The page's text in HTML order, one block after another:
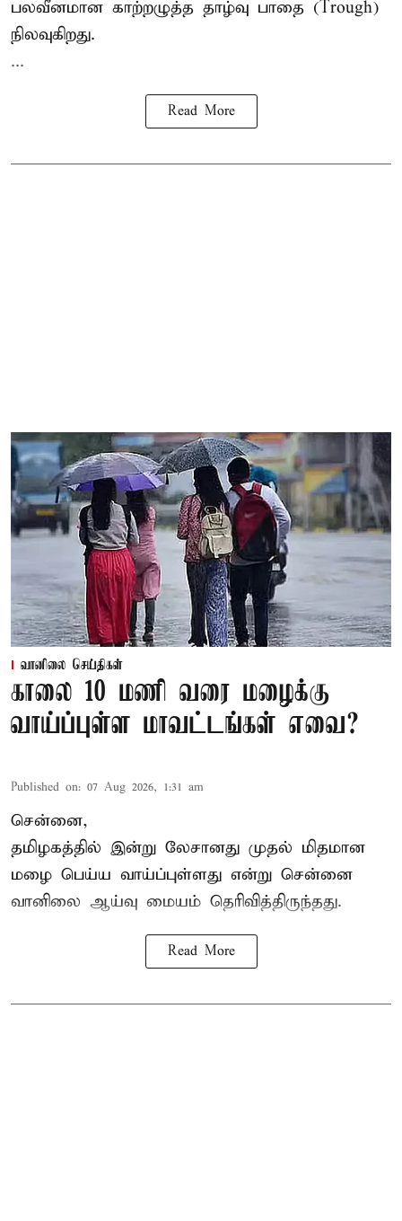
பலவீனமான காற்றழுத்த தாழ்வு பாதை (Trough)
நிலவுகிறது.
...
Read More
வானிலை செய்திகள்
காலை 10 மணி வரை மழைக்கு
வாய்ப்புள்ள மாவட்டங்கள் எவை?
Published on: 07 Aug 2026, 1:31 am
சென்னை,
தமிழகத்தில் இன்று லேசானது முதல் மிதமான
மழை பெய்ய வாய்ப்புள்ளது என்று சென்னை
வானிலை ஆய்வு மையம் தெரிவித்திருந்தது.
Read More